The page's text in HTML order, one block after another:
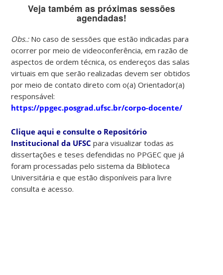
Veja também as próximas sessões
agendadas!
Obs.:No caso de sessões que estão indicadas para
ocorrer por meio de videoconferência, em razão de
aspectos de ordem técnica, os endereços das salas
virtuais em que serão realizadas devem ser obtidos
por meio de contato direto com o(a) Orientador(a)
responsável:
https://ppgec.posgrad.ufsc.br/corpo-docente/
Clique aqui e consulte o Repositório
Institucional da UFSCpara visualizar todas as
dissertações e teses defendidas no PPGEC que já
foram processadas pelo sistema da Biblioteca
Universitária e que estão disponíveis para livre
consulta e acesso.